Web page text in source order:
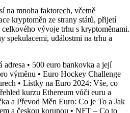
na mnoha faktorech, včetně
kryptoměn ze strany států, přijetí
vývoje trhu s kryptoměnami.
spekulacemi, událostmi na trhu a
adresa • 500 euro bankovka a její
výměnu • Euro Hockey Challenge
• Lístky na Euro 2024: Vše, co
kurzu Ethereum vůči euru a
a Převod Měn Euro: Co je To a Jak
a českou korunou • NFT – Co to